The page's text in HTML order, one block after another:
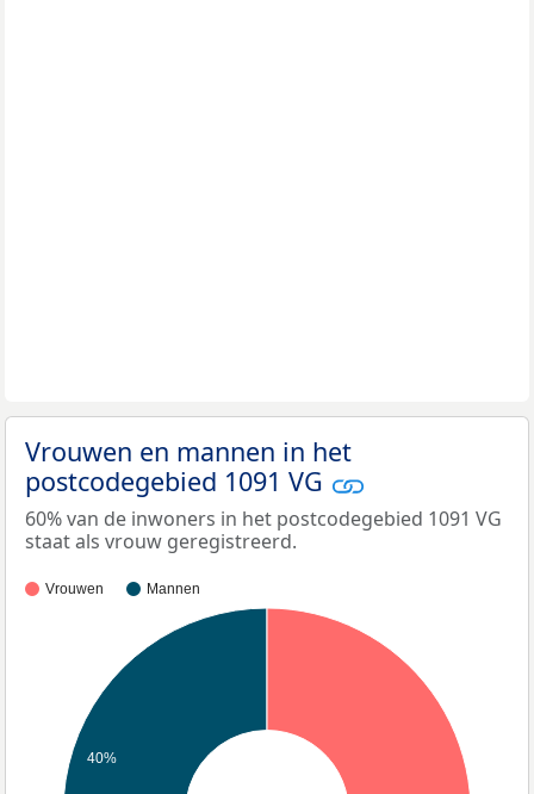
Vrouwen en mannen in het
postcodegebied 1091 VG
60% van de inwoners in het postcodegebied 1091 VG
staat als vrouw geregistreerd.
Vrouwen Mannen
40%